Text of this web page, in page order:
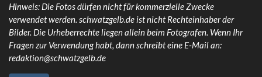
Hinweis: Die Fotos dürfen nicht für kommerzielle Zwecke
verwendet werden. schwatzgelb.de ist nicht Rechteinhaber der
Bilder. Die Urheberrechte liegen allein beim Fotografen. Wenn Ihr
Fragen zur Verwendung habt, dann schreibt eine E-Mail an:
redaktion@schwatzgelb.de